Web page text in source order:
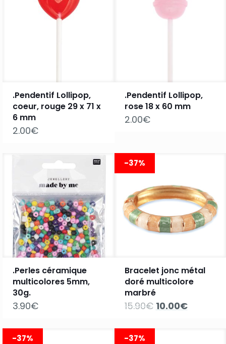
.Pendentif Lollipop,
coeur, rouge 29 x 71 x
6 mm
2.00€
.Pendentif Lollipop,
rose 18 x 60 mm
2.00€
.Perles céramique
multicolores 5mm,
30g.
3.90€
-37%
Bracelet jonc métal
doré multicolore
marbré
15.90€ Le
10.00€Le
-37% -37%